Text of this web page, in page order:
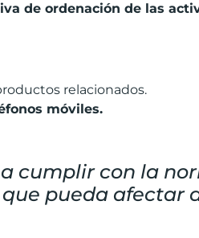
de ordenación de las
relacionados.
móviles.
cumplir con la
pueda afectar